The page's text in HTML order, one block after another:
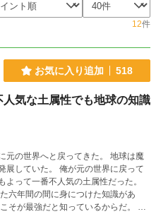
12件
お気に入り追加 518
気な土属性でも地球の知識
界へと戻ってきた。 地球は魔
元の世界に戻って
って一番不人気の土属性だった。